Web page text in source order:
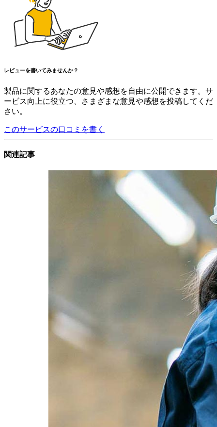
レビューを書いてみませんか？
製品に関するあなたの意見や感想を自由に公開できます。サ
ービス向上に役立つ、さまざまな意見や感想を投稿してくだ
さい。
このサービスの口コミを書く
関連記事